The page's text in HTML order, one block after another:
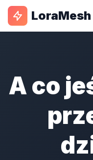
LoraMesh
A co